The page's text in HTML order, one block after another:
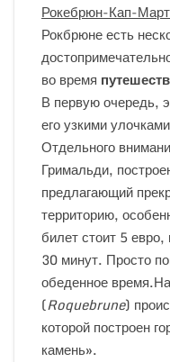
Рокебрюн-Кап-
Рокбрюне есть
во время
В первую очередь,
его узкими
Отдельного
Гримальди,
предлагающий
территорию,
билет стоит 5
30 минут. Просто
обеденное
(Roquebrune)
которой построен
камень».